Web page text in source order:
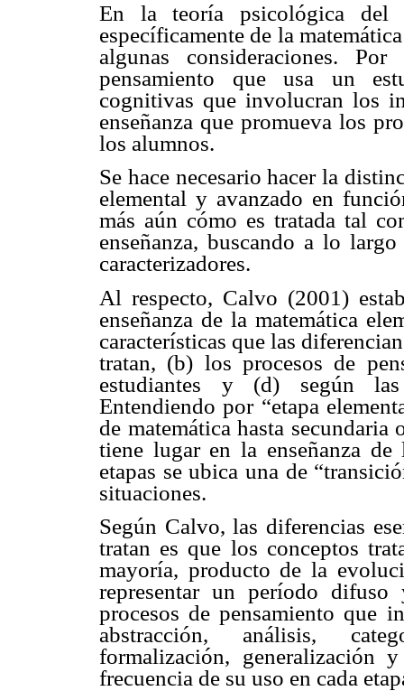
En la teoría psicológica del
específicamente de la
algunas consideraciones.
pensamiento que usa un
cognitivas que involucran los
enseñanza que promueva los
los alumnos.
Se hace necesario hacer la
elemental y avanzado en
más aún cómo es tratada tal
enseñanza, buscando a lo
caracterizadores.
Al respecto, Calvo (2001)
enseñanza de la matemática
características que las
tratan, (b) los procesos de
estudiantes y (d) según las
Entendiendo por “etapa
de matemática hasta
tiene lugar en la enseñanza de
etapas se ubica una de
situaciones.
Según Calvo, las diferencias
tratan es que los conceptos
mayoría, producto de la
representar un período
procesos de pensamiento que
abstracción, análisis,
formalización, generalización
frecuencia de su uso en cada